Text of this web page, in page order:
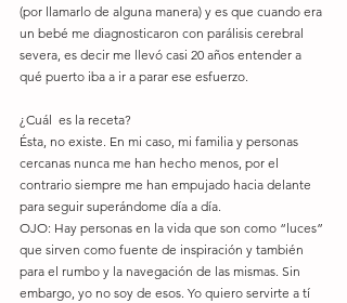
(por llamarlo de alguna manera) y es que cuando era
un bebé me diagnosticaron con parálisis cerebral
severa, es decir me llevó casi 20 años entender a
qué puerto iba a ir a parar ese esfuerzo.
¿Cuál  es la receta?
Ésta, no existe. En mi caso, mi familia y personas
cercanas nunca me han hecho menos, por el
contrario siempre me han empujado hacia delante
para seguir superándome día a día.
OJO: Hay personas en la vida que son como “luces”
que sirven como fuente de inspiración y también
para el rumbo y la navegación de las mismas. Sin
embargo, yo no soy de esos. Yo quiero servirte a tí